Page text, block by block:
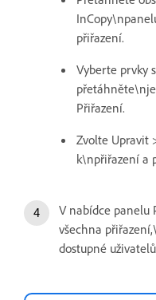
přiřazení.
Vyberte prvky
Přiřazení.
Zvolte Upravit
k\npřiřazení a
V nabídce panelu
všechna
dostupné